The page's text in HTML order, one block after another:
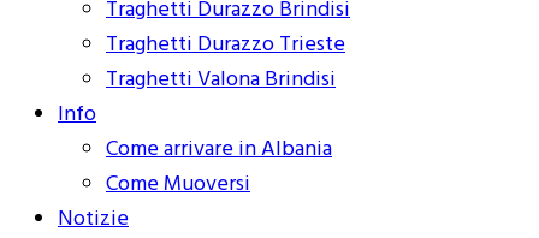
Traghetti Durazzo Brindisi
Traghetti Durazzo Trieste
Traghetti Valona Brindisi
Info
Come arrivare in Albania
Come Muoversi
Notizie